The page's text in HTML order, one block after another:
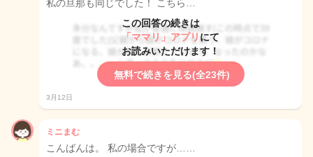
私の旦那も同じでした！ こちら…
この回答の続きは
「ママリ」アプリ にて
お読みいただけます！
無料で続きを見る(全23件)
3月12日
ミニまむ
こんばんは。 私の場合ですが……